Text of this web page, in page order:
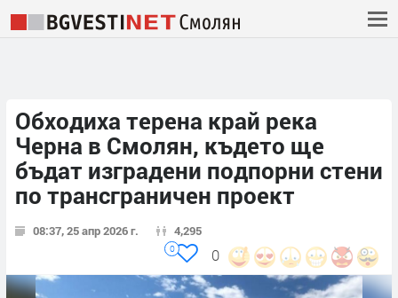
Обходиха терена край река
Черна в Смолян, където ще
бъдат изградени подпорни стени
по трансграничен проект
08:37, 25 апр 2026 г. 4,295
0
0